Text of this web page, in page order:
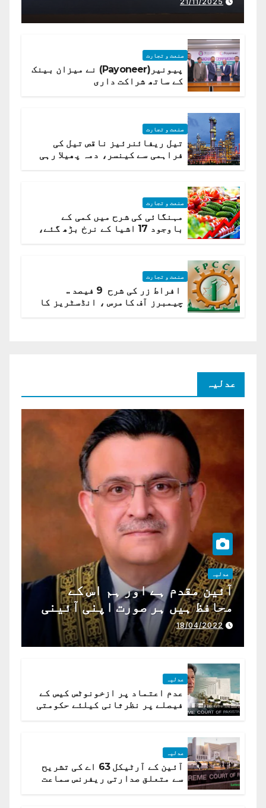
صنعت و تجارت
پیونیر(Payoneer) نے میزان بینک
کے ساتھ شراکت داری
صنعت و تجارت
تیل ریفائنرئیز ناقص تیل کی
فراہمی سے کینسر، دمہ پھیلا رہی
صنعت و تجارت
مہنگائی کی شرح میں کمی کے
باوجود 17 اشیا کے نرخ بڑھ گئے،
صنعت و تجارت
افراط زر کی شرح 9 فیصد ..
چیمبرز آف کامرس ، انڈسٹریز کا
عدلیہ
عدلیہ
آئین مقدم ہے اور ہم اس کے
محافظ ہیں ہر صورت اپنی آئینی
ذمہ داری ادا کرینگے ، چیف
جسٹس پاکستان
18/04/2022
عدلیہ
عدم اعتماد پر ازخونوٹس کیس کے
فیصلے پر نظرثانی کیلئے حکومتی
عدلیہ
آئین کے آرٹیکل 63 اے کی تشریح
سے متعلق صدارتی ریفرنس سماعت